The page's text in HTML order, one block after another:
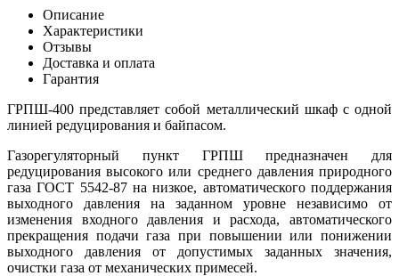
Описание
Характеристики
Отзывы
Доставка и оплата
Гарантия
ГРПШ-400 представляет собой металлический шкаф с одной
линией редуцирования и байпасом.
Газорегуляторный пункт ГРПШ предназначен для
редуцирования высокого или среднего давления природного
газа ГОСТ 5542-87 на низкое, автоматического поддержания
выходного давления на заданном уровне независимо от
изменения входного давления и расхода, автоматического
прекращения подачи газа при повышении или понижении
выходного давления от допустимых заданных значения,
очистки газа от механических примесей.